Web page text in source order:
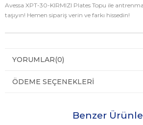
Avessa XPT-30-KIRMIZI Plates Topu ile
taşıyın! Hemen sipariş verin ve farkı hissedin!
YORUMLAR(0)
ÖDEME SEÇENEKLERI
Benzer